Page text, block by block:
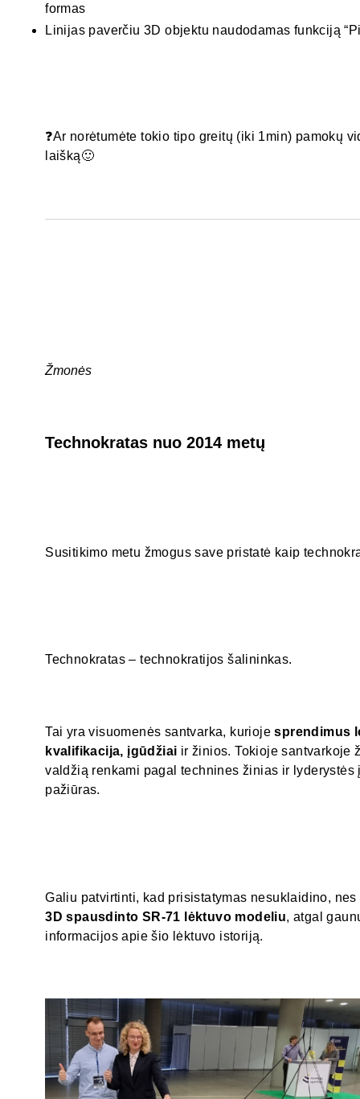
formas
Linijas paverčiu 3D objektu naudodamas funkciją
❓Ar norėtumėte tokio tipo greitų (iki 1min) pamokų
laišką🙂
Žmonės
Technokratas nuo 2014 metų
Susitikimo metu žmogus save pristatė kaip
Technokratas – technokratijos šalininkas.
Tai yra visuomenės santvarka, kuriojesprendimus
kvalifikacija, įgūdžiai ir žinios. Tokioje santvarkoje
valdžią renkami pagal technines žinias ir
pažiūras.
Galiu patvirtinti, kad prisistatymas nesuklaidino,
3D spausdinto SR-71 lėktuvo modeliu, atgal
informacijos apie šio lėktuvo istoriją.